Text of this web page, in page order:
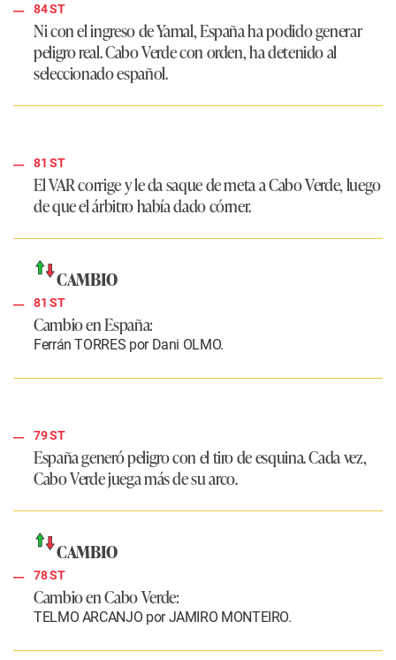
84 ST
Ni con el ingreso de Yamal, España ha podido generar
peligro real. Cabo Verde con orden, ha detenido al
seleccionado español.
81 ST
El VAR corrige y le da saque de meta a Cabo Verde, luego
de que el árbitro había dado córner.
CAMBIO
81 ST
Cambio en España:
Ferrán TORRES por Dani OLMO.
79 ST
España generó peligro con el tiro de esquina. Cada vez,
Cabo Verde juega más de su arco.
CAMBIO
78 ST
Cambio en Cabo Verde:
TELMO ARCANJO por JAMIRO MONTEIRO.